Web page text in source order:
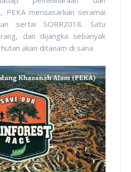
PEKA mensasarkan seramai
sertai SORR2018. Satu
dan dijangka sebanyak
akan ditanam di sana.